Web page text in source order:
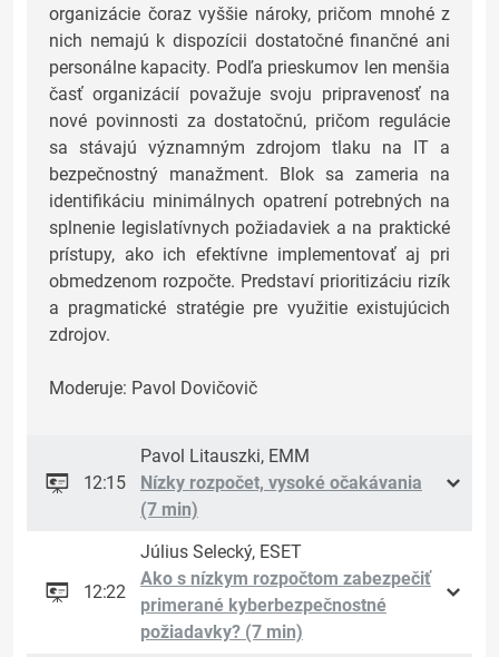
organizácie čoraz vyššie nároky, pričom mnohé z
nich nemajú k dispozícii dostatočné finančné ani
personálne kapacity. Podľa prieskumov len menšia
časť organizácií považuje svoju pripravenosť na
nové povinnosti za dostatočnú, pričom regulácie
sa stávajú významným zdrojom tlaku na IT a
bezpečnostný manažment. Blok sa zameria na
identifikáciu minimálnych opatrení potrebných na
splnenie legislatívnych požiadaviek a na praktické
prístupy, ako ich efektívne implementovať aj pri
obmedzenom rozpočte. Predstaví prioritizáciu rizík
a pragmatické stratégie pre využitie existujúcich
zdrojov.
Moderuje: Pavol Dovičovič
12:15
Pavol Litauszki, EMM
Nízky rozpočet, vysoké očakávania
(7 min)
12:22
Július Selecký, ESET
Ako s nízkym rozpočtom zabezpečiť
primerané kyberbezpečnostné
požiadavky? (7 min)